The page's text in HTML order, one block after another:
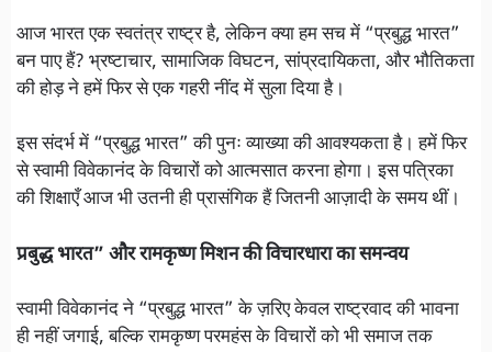
आज भारत एक स्वतंत्र राष्ट्र है, लेकिन क्या हम सच में “प्रबुद्ध भारत”
बन पाए हैं? भ्रष्टाचार, सामाजिक विघटन, सांप्रदायिकता, और भौतिकता
की होड़ ने हमें फिर से एक गहरी नींद में सुला दिया है।
इस संदर्भ में “प्रबुद्ध भारत” की पुनः व्याख्या की आवश्यकता है। हमें फिर
से स्वामी विवेकानंद के विचारों को आत्मसात करना होगा। इस पत्रिका
की शिक्षाएँ आज भी उतनी ही प्रासंगिक हैं जितनी आज़ादी के समय थीं।
प्रबुद्ध भारत” और रामकृष्ण मिशन की विचारधारा का समन्वय
स्वामी विवेकानंद ने “प्रबुद्ध भारत” के ज़रिए केवल राष्ट्रवाद की भावना
ही नहीं जगाई, बल्कि रामकृष्ण परमहंस के विचारों को भी समाज तक